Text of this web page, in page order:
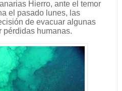
Hierro, ante el temor
el pasado lunes, las
de evacuar algunas
pérdidas humanas.